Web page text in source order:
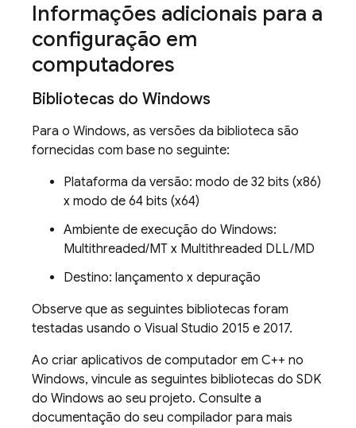
Informações adicionais para a
configuração em
computadores
Bibliotecas do Windows
Para o Windows, as versões da biblioteca são
fornecidas com base no seguinte:
Plataforma da versão: modo de 32 bits (x86)
x modo de 64 bits (x64)
Ambiente de execução do Windows:
Multithreaded/MT x Multithreaded DLL/MD
Destino: lançamento x depuração
Observe que as seguintes bibliotecas foram
testadas usando o Visual Studio 2015 e 2017.
Ao criar aplicativos de computador em C++ no
Windows, vincule as seguintes bibliotecas do SDK
do Windows ao seu projeto. Consulte a
documentação do seu compilador para mais